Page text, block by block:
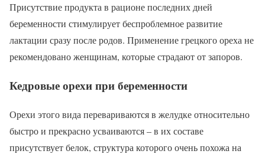
Присутствие продукта в рационе последних дней
беременности стимулирует беспроблемное развитие
лактации сразу после родов. Применение грецкого ореха не
рекомендовано женщинам, которые страдают от запоров.
Кедровые орехи при беременности
Орехи этого вида перевариваются в желудке относительно
быстро и прекрасно усваиваются – в их составе
присутствует белок, структура которого очень похожа на